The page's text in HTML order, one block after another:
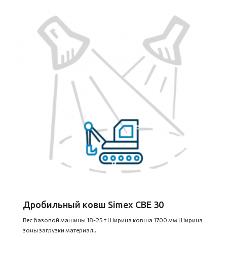
Дробильный ковш Simex CBE 30
Вес базовой машины 18-25 т Ширина ковша 1700 мм Ширина
зоны загрузки материал..